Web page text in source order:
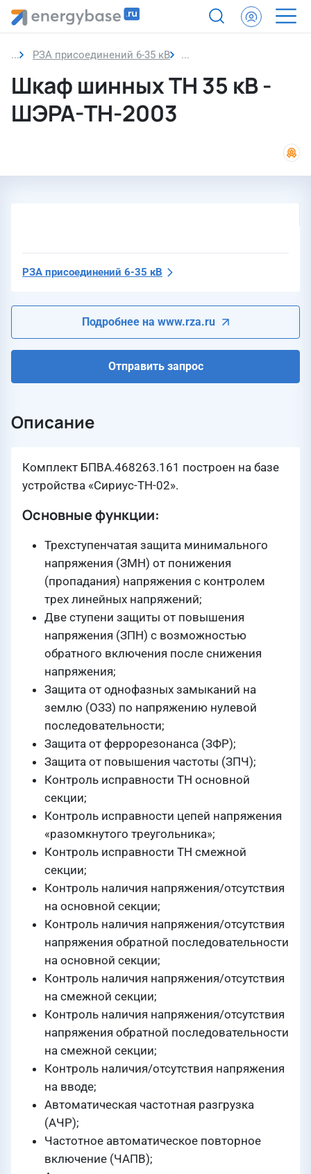
РЗА присоединений 6-35 кВ Шкаф шинных ТН 35 кВ
Шкаф шинных ТН 35 кВ -
ШЭРА-ТН-2003
РЗА присоединений 6-35 кВ
Подробнее на www.rza.ru
Отправить запрос
Описание
Комплект БПВА.468263.161 построен на базе
устройства «Сириус-ТН-02».
Основные функции:
Трехступенчатая защита минимального
напряжения (ЗМН) от понижения
(пропадания) напряжения с контролем
трех линейных напряжений;
Две ступени защиты от повышения
напряжения (ЗПН) с возможностью
обратного включения после снижения
напряжения;
Защита от однофазных замыканий на
землю (ОЗЗ) по напряжению нулевой
последовательности;
Защита от феррорезонанса (ЗФР);
Защита от повышения частоты (ЗПЧ);
Контроль исправности ТН основной
секции;
Контроль исправности цепей напряжения
«разомкнутого треугольника»;
Контроль исправности ТН смежной
секции;
Контроль наличия напряжения/отсутствия
на основной секции;
Контроль наличия напряжения/отсутствия
напряжения обратной последовательности
на основной секции;
Контроль наличия напряжения/отсутствия
на смежной секции;
Контроль наличия напряжения/отсутствия
напряжения обратной последовательности
на смежной секции;
Контроль наличия/отсутствия напряжения
на вводе;
Автоматическая частотная разгрузка
(АЧР);
Частотное автоматическое повторное
включение (ЧАПВ);